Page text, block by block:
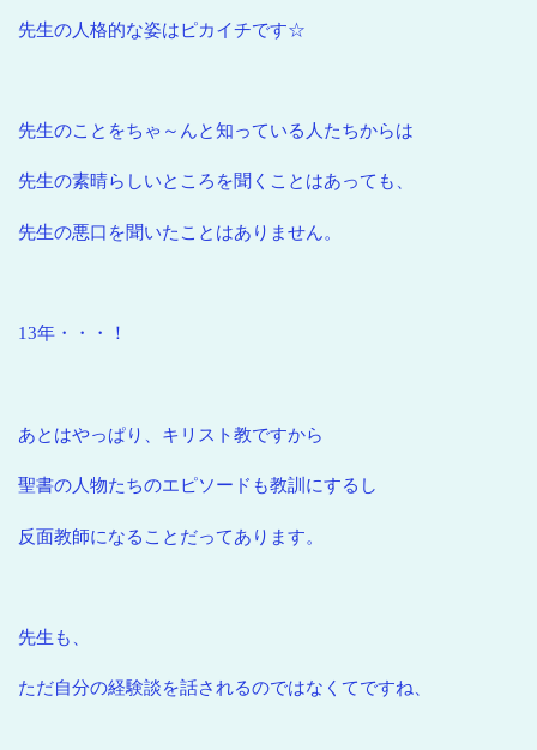
先生の人格的な姿はピカイチです☆
先生のことをちゃ～んと知っている人たちからは
先生の素晴らしいところを聞くことはあっても、
先生の悪口を聞いたことはありません。
13年・・・！
あとはやっぱり、キリスト教ですから
聖書の人物たちのエピソードも教訓にするし
反面教師になることだってあります。
先生も、
ただ自分の経験談を話されるのではなくてですね、